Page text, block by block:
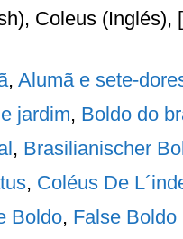
Coleus
, Alumã e sete-
jardim, Boldo do
, Brasilianischer
, Coléus De
Boldo, False Boldo